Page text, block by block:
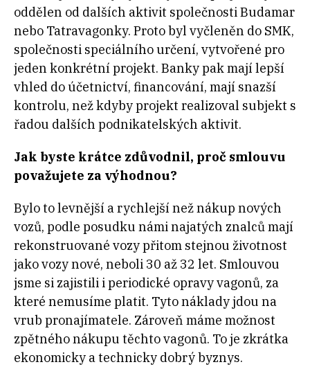
oddělen od dalších aktivit společnosti Budamar
nebo Tatravagonky. Proto byl vyčleněn do SMK,
společnosti speciálního určení, vytvořené pro
jeden konkrétní projekt. Banky pak mají lepší
vhled do účetnictví, financování, mají snazší
kontrolu, než kdyby projekt realizoval subjekt s
řadou dalších podnikatelských aktivit.
Jak byste krátce zdůvodnil, proč smlouvu
považujete za výhodnou?
Bylo to levnější a rychlejší než nákup nových
vozů, podle posudku námi najatých znalců mají
rekonstruované vozy přitom stejnou životnost
jako vozy nové, neboli 30 až 32 let. Smlouvou
jsme si zajistili i periodické opravy vagonů, za
které nemusíme platit. Tyto náklady jdou na
vrub pronajímatele. Zároveň máme možnost
zpětného nákupu těchto vagonů. To je zkrátka
ekonomicky a technicky dobrý byznys.